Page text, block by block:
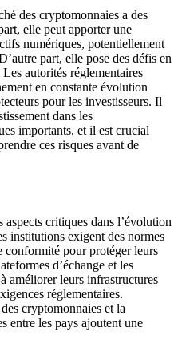
des cryptomonnaies a des
elle peut apporter une
numériques, potentiellement
part, elle pose des défis en
autorités réglementaires
en constante évolution
pour les investisseurs. Il
dans les
importants, et il est crucial
ces risques avant de
critiques dans l’évolution
institutions exigent des normes
conformité pour protéger leurs
d’échange et les
améliorer leurs infrastructures
réglementaires.
cryptomonnaies et la
entre les pays ajoutent une